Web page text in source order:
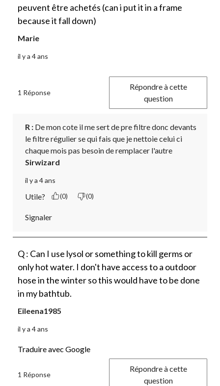
peuvent être achetés (can i put it in a frame
because it fall down)
Marie
il y a 4 ans
1 Réponse
Répondre à cette
question
R : De mon cote il me sert de pre filtre donc devants
le filtre régulier se qui fais que je nettoie celui ci
chaque mois pas besoin de remplacer l'autre
Sirwizard
il y a 4 ans
Utile? (0) (0)
Signaler
Q : Can I use lysol or something to kill germs or
only hot water. I don't have access to a outdoor
hose in the winter so this would have to be done
in my bathtub.
Eileena1985
il y a 4 ans
Traduire avec Google
1 Réponse
Répondre à cette
question